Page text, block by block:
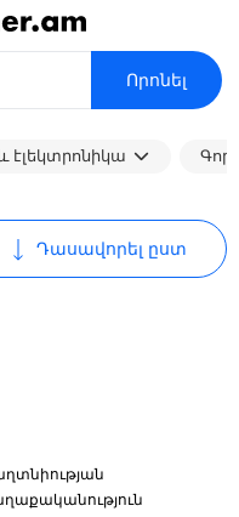
Որոնել
էլեկտրոնիկա
Դասավորել ըստ